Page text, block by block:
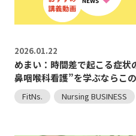
2026.01.22
めまい：時間差で起こる症
鼻咽喉科看護”を学ぶならこ
FitNs. Nursing BUSINESS